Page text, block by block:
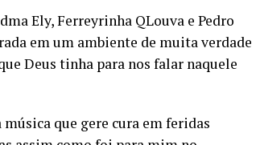
Ely, Ferreyrinha QLouva e Pedro
em um ambiente de muita verdade
Deus tinha para nos falar naquele
música que gere cura em feridas